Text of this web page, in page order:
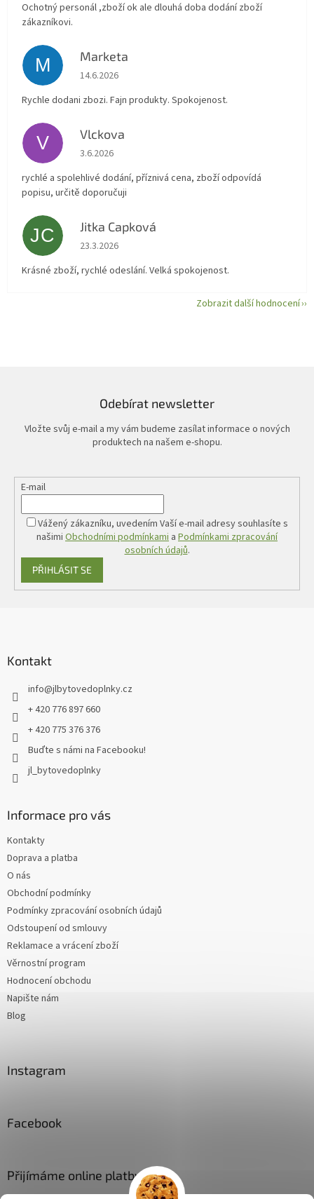
Ochotný personál ,zboží ok ale dlouhá doba dodání zboží
zákazníkovi.
M Marketa
Hodnocení obchodu je 5 z 5 hvězdiček.
14.6.2026
Rychle dodani zbozi. Fajn produkty. Spokojenost.
V Vlckova
Hodnocení obchodu je 5 z 5 hvězdiček.
3.6.2026
rychlé a spolehlivé dodání, příznivá cena, zboží odpovídá
popisu, určitě doporučuji
JC Jitka Capková
Hodnocení obchodu je 5 z 5 hvězdiček.
23.3.2026
Krásné zboží, rychlé odeslání. Velká spokojenost.
Zobrazit další hodnocení
Odebírat newsletter
Vložte svůj e-mail a my vám budeme zasílat informace o nových
produktech na našem e-shopu.
E-mail
Vážený zákazníku, uvedením Vaší e-mail adresy souhlasíte s
našimi Obchodními podmínkami a Podmínkami zpracování
osobních údajů.
PŘIHLÁSIT SE
Kontakt
info@jlbytovedoplnky.cz
+ 420 776 897 660
+ 420 775 376 376
Buďte s námi na Facebooku!
jl_bytovedoplnky
Informace pro vás
Kontakty
Doprava a platba
O nás
Obchodní podmínky
Podmínky zpracování osobních údajů
Odstoupení od smlouvy
Reklamace a vrácení zboží
Věrnostní program
Hodnocení obchodu
Napište nám
Blog
Instagram
Facebook
Přijímáme online platby